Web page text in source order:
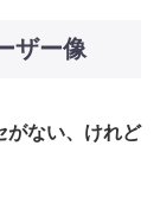
ザー像
がない、けれど